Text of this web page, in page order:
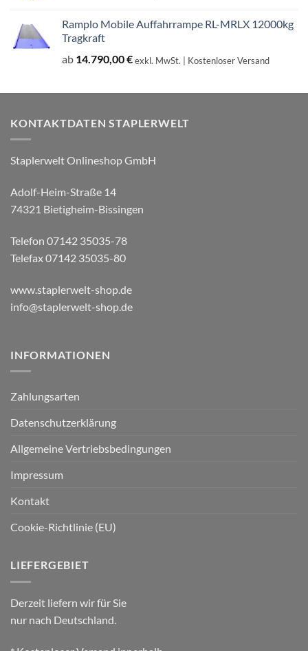
Ramplo Mobile Auffahrrampe RL-MRLX 12000kg
Tragkraft
ab 14.790,00€exkl. MwSt. | Kostenloser Versand
KONTAKTDATEN STAPLERWELT
Staplerwelt Onlineshop GmbH
Adolf-Heim-Straße 14
74321 Bietigheim-Bissingen
Telefon 07142 35035-78
Telefax 07142 35035-80
www.staplerwelt-shop.de
info@staplerwelt-shop.de
INFORMATIONEN
Zahlungsarten
Datenschutzerklärung
Allgemeine Vertriebsbedingungen
Impressum
Kontakt
Cookie-Richtlinie (EU)
LIEFERGEBIET
Derzeit liefern wir für Sie
nur nach Deutschland.